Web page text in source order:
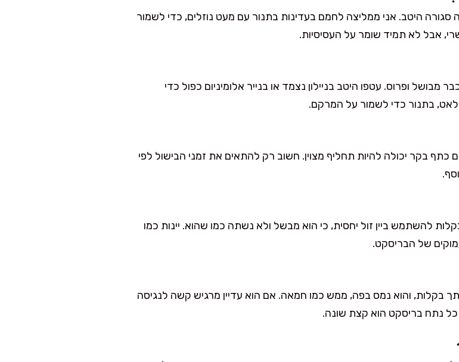
במקרר עד 4 ימים בקופסה סגורה היטב. אני ממליצה לחמם בעדינות בתנור עם מעט נוזלים, כדי לשמור
אבל לא תמיד שומר על העסיסיות.
ופרוס. עטפו היטב בניילון נצמד או בנייר אלומיניום כפול כדי
בתנור כדי לשמור על המרקם.
כתף בקר יכולה להיות תחליף מצוין. חשוב רק להתאים את זמני הבישול לפי
להשתמש ביין זול יחסית, כי הוא מבשל ולא נשתה כמו שהוא. יינות כמו
של הבריסקט.
בקלות, והוא נמס בפה, ממש כמו חמאה. אם הוא עדיין מרגיש קשה לנגיסה
כל נתח בריסקט הוא קצת שונה.